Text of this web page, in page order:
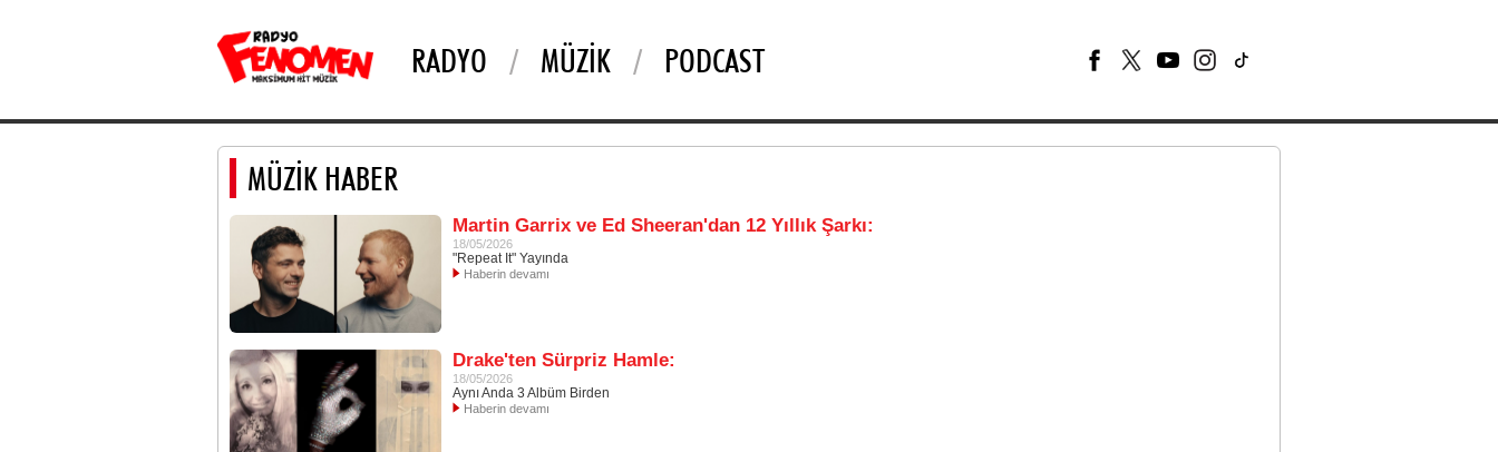
RADYO MÜZIK PODCAST
MÜZİK HABER
Martin Garrix ve Ed Sheeran'dan 12 Yıllık Şarkı:
18/05/2026
"Repeat It" Yayında
Haberin devamı
Drake'ten Sürpriz Hamle:
18/05/2026
Aynı Anda 3 Albüm Birden
Haberin devamı